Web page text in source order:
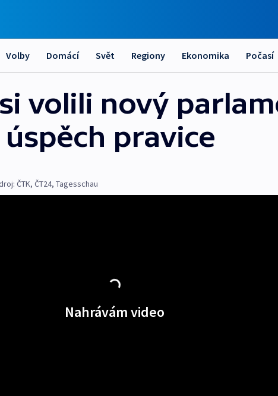
Volby Domácí Svět Regiony Ekonomika Počasí
volili nový
pravice
ČTK, ČT24, Tagesschau
Nahrávám video